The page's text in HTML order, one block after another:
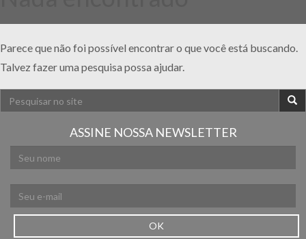
Parece que não foi possível encontrar o que você está buscando.
Talvez fazer uma pesquisa possa ajudar.
ASSINE NOSSA NEWSLETTER
OK